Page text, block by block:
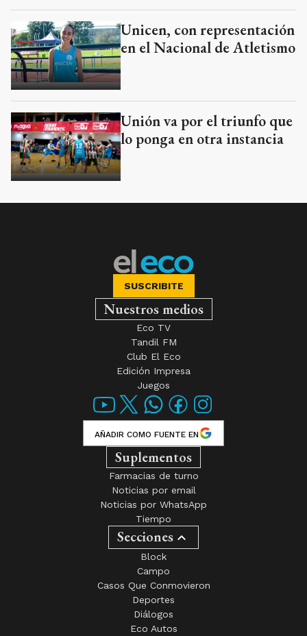
Unicen, con representación
en el Nacional de Atletismo
Unión va por el triunfo que
lo ponga en otra instancia
SUSCRIBITE
Nuestros medios
Eco TV
Tandil FM
Club El Eco
Edición Impresa
Juegos
AÑADIR COMO FUENTE EN
Suplementos
Farmacias de turno
Noticias por email
Noticias por WhatsApp
Tiempo
Secciones
Block
Campo
Casos Que Conmovieron
Deportes
Diálogos
Eco Autos